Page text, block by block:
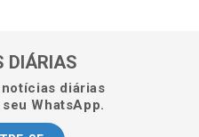
DIÁRIAS
diárias
WhatsApp.